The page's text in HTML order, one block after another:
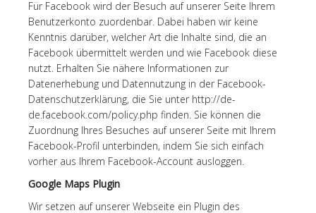
Für Facebook wird der Besuch auf unserer Seite Ihrem
Benutzerkonto zuordenbar. Dabei haben wir keine
Kenntnis darüber, welcher Art die Inhalte sind, die an
Facebook übermittelt werden und wie Facebook diese
nutzt. Erhalten Sie nähere Informationen zur
Datenerhebung und Datennutzung in der Facebook-
Datenschutzerklärung, die Sie unter http://de-
de.facebook.com/policy.php finden. Sie können die
Zuordnung Ihres Besuches auf unserer Seite mit Ihrem
Facebook-Profil unterbinden, indem Sie sich einfach
vorher aus Ihrem Facebook-Account ausloggen.
Google Maps Plugin
Wir setzen auf unserer Webseite ein Plugin des